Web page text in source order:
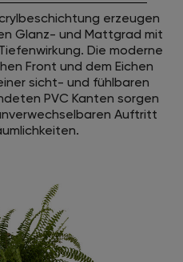
erzeugen
Glanz- und Mattgrad mit
Die moderne
Front und dem Eichen
sicht- und fühlbaren
PVC Kanten sorgen
Auftritt